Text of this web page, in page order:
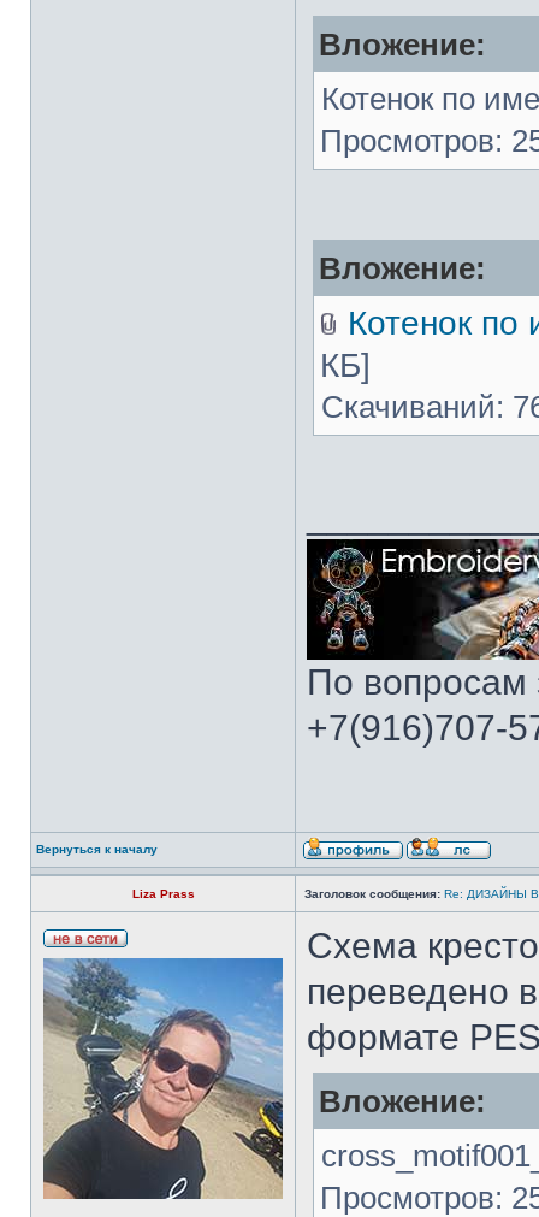
Вложение:
Котенок по
Просмотров:
Вложение:
Котенок по
КБ]
Скачиваний:
По вопросам
+7(916)707-
Вернуться к началу
Liza Prass Заголовок сообщения: Re: ДИЗАЙНЫ
Схема
переведено
формате
Вложение:
Просмотров: